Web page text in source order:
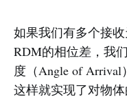
如果我们有多个接
RDM的相位差，我
度（Angle of Arrival
这样就实现了对物